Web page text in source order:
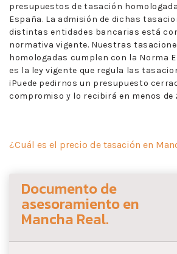
presupuestos de tasación
España. La admisión de dichas
distintas entidades bancarias está
normativa vigente. Nuestras
homologadas cumplen con la Norma
es la ley vigente que regula las
¡Puede pedirnos un presupuesto
compromiso y lo recibirá en menos de
¿Cuál es el precio de tasación en
Documento de
asesoramientoen
Mancha Real.